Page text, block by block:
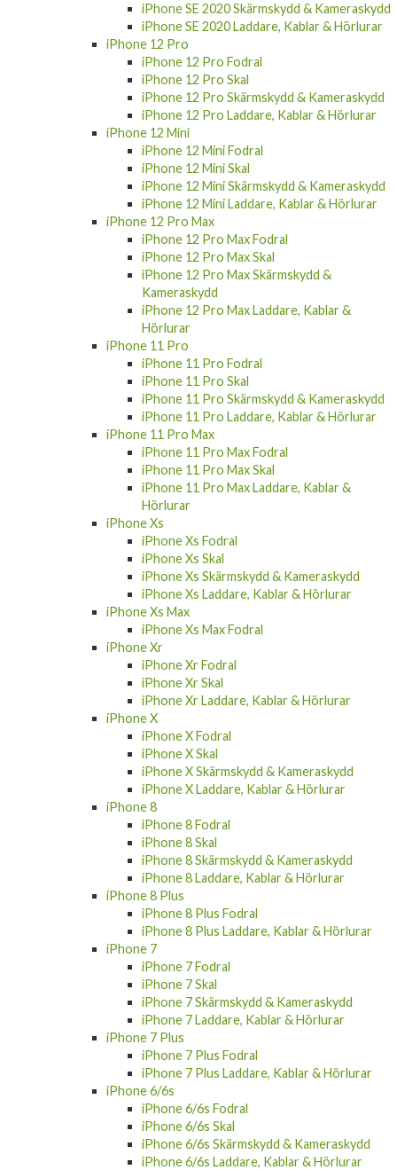
iPhone SE 2020 Skärmskydd & Kameraskydd
iPhone SE 2020 Laddare, Kablar & Hörlurar
iPhone 12 Pro
iPhone 12 Pro Fodral
iPhone 12 Pro Skal
iPhone 12 Pro Skärmskydd & Kameraskydd
iPhone 12 Pro Laddare, Kablar & Hörlurar
iPhone 12 Mini
iPhone 12 Mini Fodral
iPhone 12 Mini Skal
iPhone 12 Mini Skärmskydd & Kameraskydd
iPhone 12 Mini Laddare, Kablar & Hörlurar
iPhone 12 Pro Max
iPhone 12 Pro Max Fodral
iPhone 12 Pro Max Skal
iPhone 12 Pro Max Skärmskydd &
Kameraskydd
iPhone 12 Pro Max Laddare, Kablar &
Hörlurar
iPhone 11 Pro
iPhone 11 Pro Fodral
iPhone 11 Pro Skal
iPhone 11 Pro Skärmskydd & Kameraskydd
iPhone 11 Pro Laddare, Kablar & Hörlurar
iPhone 11 Pro Max
iPhone 11 Pro Max Fodral
iPhone 11 Pro Max Skal
iPhone 11 Pro Max Laddare, Kablar &
Hörlurar
iPhone Xs
iPhone Xs Fodral
iPhone Xs Skal
iPhone Xs Skärmskydd & Kameraskydd
iPhone Xs Laddare, Kablar & Hörlurar
iPhone Xs Max
iPhone Xs Max Fodral
iPhone Xr
iPhone Xr Fodral
iPhone Xr Skal
iPhone Xr Laddare, Kablar & Hörlurar
iPhone X
iPhone X Fodral
iPhone X Skal
iPhone X Skärmskydd & Kameraskydd
iPhone X Laddare, Kablar & Hörlurar
iPhone 8
iPhone 8 Fodral
iPhone 8 Skal
iPhone 8 Skärmskydd & Kameraskydd
iPhone 8 Laddare, Kablar & Hörlurar
iPhone 8 Plus
iPhone 8 Plus Fodral
iPhone 8 Plus Laddare, Kablar & Hörlurar
iPhone 7
iPhone 7 Fodral
iPhone 7 Skal
iPhone 7 Skärmskydd & Kameraskydd
iPhone 7 Laddare, Kablar & Hörlurar
iPhone 7 Plus
iPhone 7 Plus Fodral
iPhone 7 Plus Laddare, Kablar & Hörlurar
iPhone 6/6s
iPhone 6/6s Fodral
iPhone 6/6s Skal
iPhone 6/6s Skärmskydd & Kameraskydd
iPhone 6/6s Laddare, Kablar & Hörlurar